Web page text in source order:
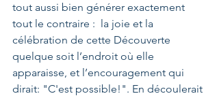
tout aussi bien générer exactement
tout le contraire :  la joie et la
célébration de cette Découverte
quelque soit l’endroit où elle
apparaisse, et l’encouragement qui
dirait: "C'est possible!". En découlerait